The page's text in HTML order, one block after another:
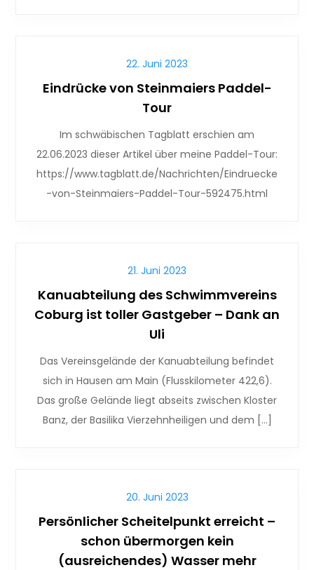
22. Juni 2023
Eindrücke von Steinmaiers Paddel-
Tour
Im schwäbischen Tagblatt erschien am
22.06.2023 dieser Artikel über meine Paddel-Tour:
https://www.tagblatt.de/Nachrichten/Eindruecke
-von-Steinmaiers-Paddel-Tour-592475.html
21. Juni 2023
Kanuabteilung des Schwimmvereins
Coburg ist toller Gastgeber – Dank an
Uli
Das Vereinsgelände der Kanuabteilung befindet
sich in Hausen am Main (Flusskilometer 422,6).
Das große Gelände liegt abseits zwischen Kloster
Banz, der Basilika Vierzehnheiligen und dem […]
20. Juni 2023
Persönlicher Scheitelpunkt erreicht –
schon übermorgen kein
(ausreichendes) Wasser mehr